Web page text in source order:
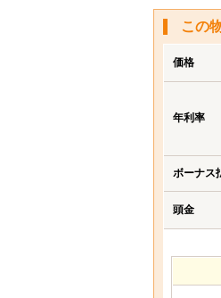
この
価格
年利率
ボーナス
頭金